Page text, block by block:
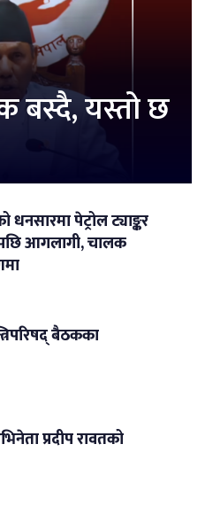
बस्दै, यस्तो छ
धनसारमा पेट्रोल ट्याङ्कर
आगलागी, चालक
बैठकका
प्रदीप रावतको